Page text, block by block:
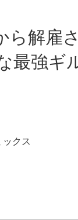
ら解雇
最強ギ
ックス